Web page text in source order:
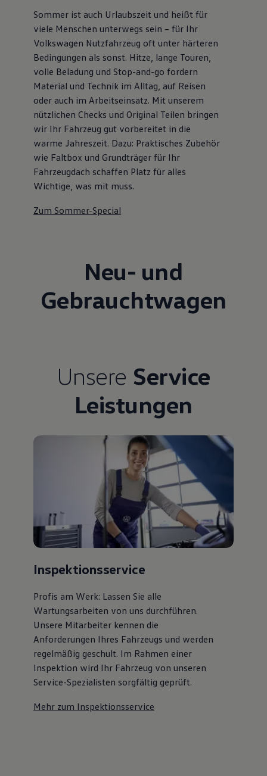
Sommer ist auch Urlaubszeit und heißt für
viele Menschen unterwegs sein – für Ihr
Volkswagen Nutzfahrzeug oft unter härteren
Bedingungen als sonst. Hitze, lange Touren,
volle Beladung und Stop-and-go fordern
Material und Technik im Alltag, auf Reisen
oder auch im Arbeitseinsatz. Mit unserem
nützlichen Checks und Original Teilen bringen
wir Ihr Fahrzeug gut vorbereitet in die
warme Jahreszeit. Dazu: Praktisches Zubehör
wie Faltbox und Grundträger für Ihr
Fahrzeugdach schaffen Platz für alles
Wichtige, was mit muss.
Zum Sommer-Special
Neu- und
Gebrauchtwagen
Unsere Service
Leistungen
Inspektionsservice
Profis am Werk: Lassen Sie alle
Wartungsarbeiten von uns durchführen.
Unsere Mitarbeiter kennen die
Anforderungen Ihres Fahrzeugs und werden
regelmäßig geschult. Im Rahmen einer
Inspektion wird Ihr Fahrzeug von unseren
Service-Spezialisten sorgfältig geprüft.
Mehr zum Inspektionsservice